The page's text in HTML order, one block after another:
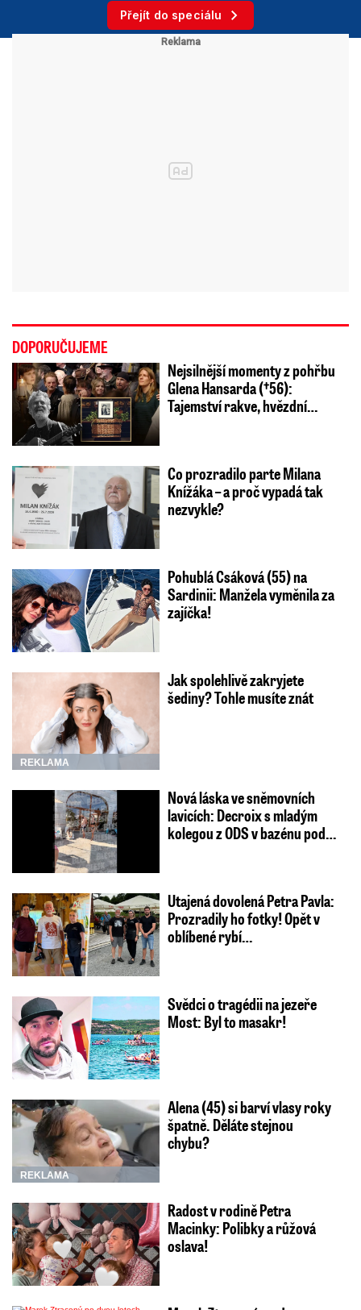
Přejít do speciálu
DOPORUČUJEME
Nejsilnější momenty z pohřbu
Glena Hansarda (†56):
Tajemství rakve, hvězdní…
Co prozradilo parte Milana
Knížáka – a proč vypadá tak
nezvykle?
Pohublá Csáková (55) na
Sardinii: Manžela vyměnila za
zajíčka!
REKLAMA
Jak spolehlivě zakryjete
šediny? Tohle musíte znát
Nová láska ve sněmovních
lavicích: Decroix s mladým
kolegou z ODS v bazénu pod…
Utajená dovolená Petra Pavla:
Prozradily ho fotky! Opět v
oblíbené rybí…
Svědci o tragédii na jezeře
Most: Byl to masakr!
REKLAMA
Alena (45) si barví vlasy roky
špatně. Děláte stejnou
chybu?
Radost v rodině Petra
Macinky: Polibky a růžová
oslava!